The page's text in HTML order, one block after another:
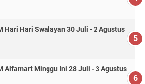
Hari Hari Swalayan 30 Juli - 2 Agustus
Alfamart Minggu Ini 28 Juli - 3 Agustus